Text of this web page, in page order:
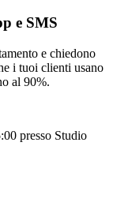
e SMS
e chiedono
i tuoi clienti usano
al 90%.
presso Studio